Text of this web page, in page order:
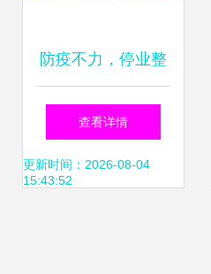
防疫不力，停业整
改——守护食品行
业安全底线
查看详情
更新时间：2026-08-04
15:43:52